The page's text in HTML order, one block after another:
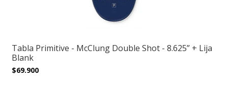
Tabla Primitive - McClung Double Shot - 8.625” + Lija
Blank
$69.900